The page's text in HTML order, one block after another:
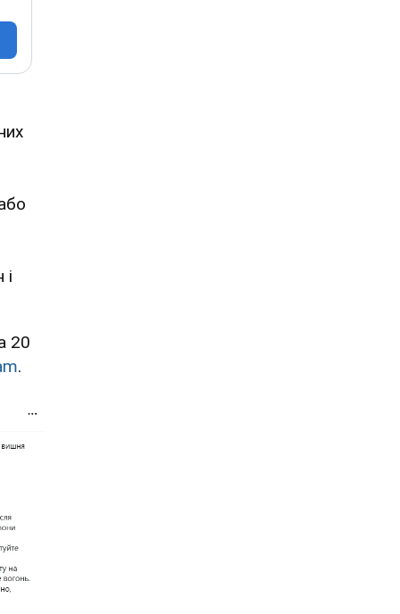
20
.